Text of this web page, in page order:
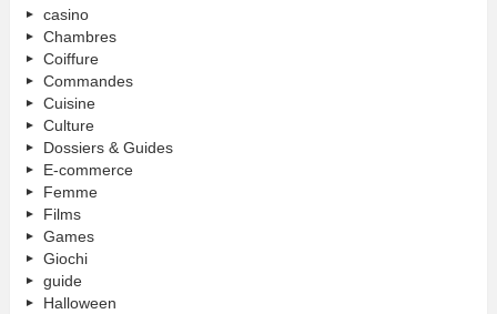
casino
Chambres
Coiffure
Commandes
Cuisine
Culture
Dossiers & Guides
E-commerce
Femme
Films
Games
Giochi
guide
Halloween